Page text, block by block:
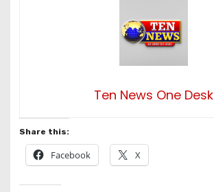
Ten News One Desk
Share this:
Facebook X